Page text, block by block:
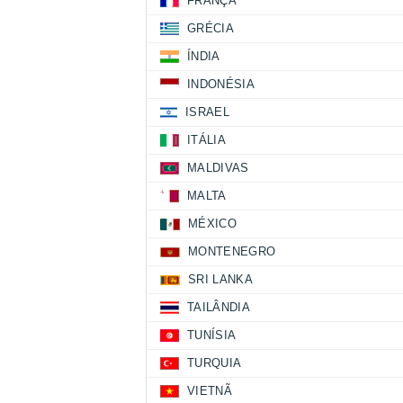
GRÉCIA
ÍNDIA
INDONÉSIA
ISRAEL
ITÁLIA
MALDIVAS
MALTA
MÉXICO
MONTENEGRO
SRI LANKA
TAILÂNDIA
TUNÍSIA
TURQUIA
VIETNÃ